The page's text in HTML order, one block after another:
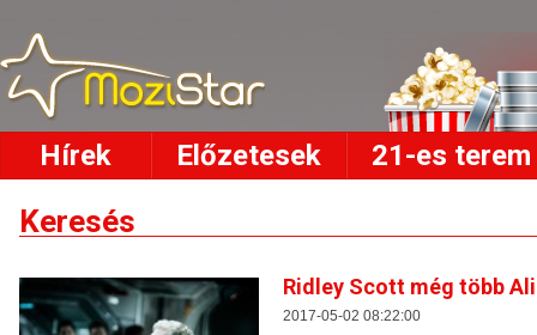
Hírek Előzetesek 21-es terem
Keresés
Ridley Scott még több
2017-05-02 08:22:00